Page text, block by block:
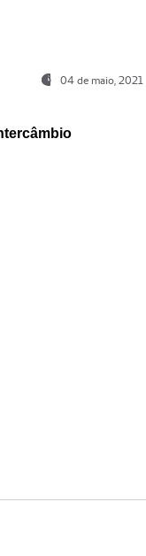
04 de maio, 2021